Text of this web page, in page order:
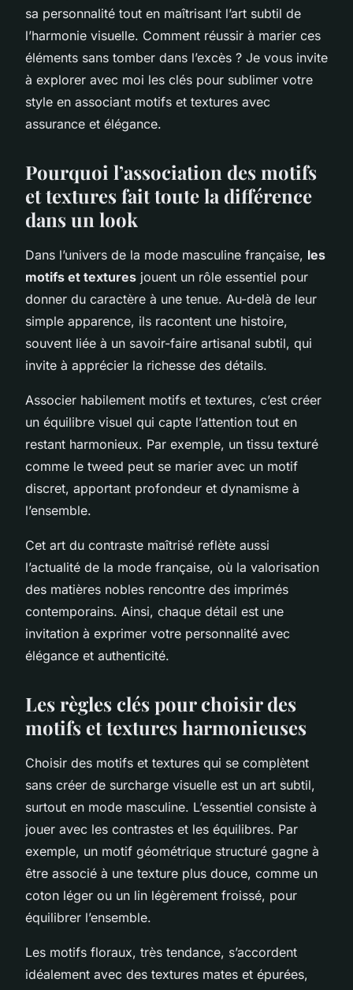
sa personnalité tout en maîtrisant l’art subtil de
l’harmonie visuelle. Comment réussir à marier ces
éléments sans tomber dans l’excès ? Je vous invite
à explorer avec moi les clés pour sublimer votre
style en associant motifs et textures avec
assurance et élégance.
Pourquoi l’association des motifs
et textures fait toute la différence
dans un look
Dans l’univers de la mode masculine française, les
motifs et textures jouent un rôle essentiel pour
donner du caractère à une tenue. Au-delà de leur
simple apparence, ils racontent une histoire,
souvent liée à un savoir-faire artisanal subtil, qui
invite à apprécier la richesse des détails.
Associer habilement motifs et textures, c’est créer
un équilibre visuel qui capte l’attention tout en
restant harmonieux. Par exemple, un tissu texturé
comme le tweed peut se marier avec un motif
discret, apportant profondeur et dynamisme à
l’ensemble.
Cet art du contraste maîtrisé reflète aussi
l’actualité de la mode française, où la valorisation
des matières nobles rencontre des imprimés
contemporains. Ainsi, chaque détail est une
invitation à exprimer votre personnalité avec
élégance et authenticité.
Les règles clés pour choisir des
motifs et textures harmonieuses
Choisir des motifs et textures qui se complètent
sans créer de surcharge visuelle est un art subtil,
surtout en mode masculine. L’essentiel consiste à
jouer avec les contrastes et les équilibres. Par
exemple, un motif géométrique structuré gagne à
être associé à une texture plus douce, comme un
coton léger ou un lin légèrement froissé, pour
équilibrer l’ensemble.
Les motifs floraux, très tendance, s’accordent
idéalement avec des textures mates et épurées,